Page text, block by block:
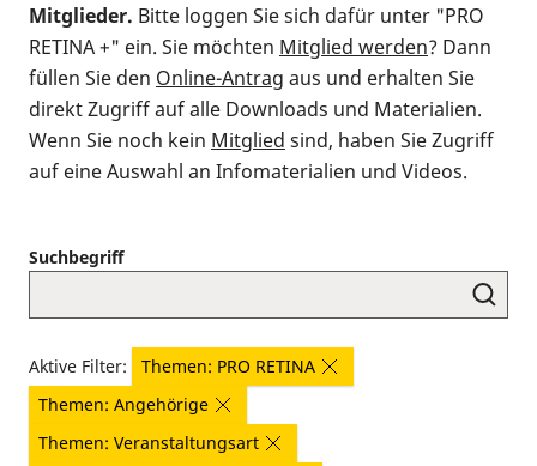
Mitglieder. Bitte loggen Sie sich dafür unter "PRO
RETINA +" ein. Sie möchten Mitglied werden? Dann
füllen Sie den Online-Antrag aus und erhalten Sie
direkt Zugriff auf alle Downloads und Materialien.
Wenn Sie noch kein Mitglied sind, haben Sie Zugriff
auf eine Auswahl an Infomaterialien und Videos.
Suchbegriff
Aktive Filter:
Themen: PRO RETINA
Themen: Angehörige
Themen: Veranstaltungsart